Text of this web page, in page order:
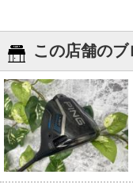
この店舗のブ